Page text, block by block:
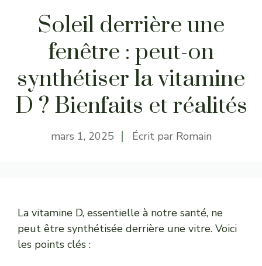
Soleil derrière une
fenêtre : peut-on
synthétiser la vitamine
D ? Bienfaits et réalités
mars 1, 2025 Écrit par Romain
La vitamine D, essentielle à notre santé, ne
peut être synthétisée derrière une vitre. Voici
les points clés :